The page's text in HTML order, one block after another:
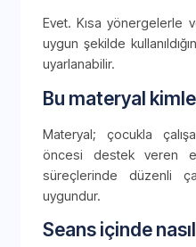
Evet. Kısa yönergelerle
uygun şekilde
uyarlanabilir.
Bu materyal
Materyal; çocukla
öncesi destek veren
süreçlerinde düzenli
uygundur.
Seans içinde